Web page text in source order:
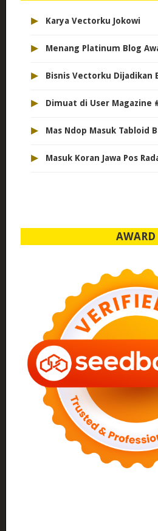
▸ Karya Vectorku Jokowi
▸ Menang Platinum Blog
▸ Bisnis Vectorku Dijadikan
▸ Dimuat di User Magazine
▸ Mas Ndop Masuk Tabloid
▸ Masuk Koran Jawa Pos
AWARD